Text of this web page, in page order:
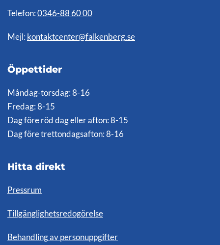
Telefon: 0346-88 60 00
Mejl: kontaktcenter@falkenberg.se
Öppettider
Måndag-torsdag: 8-16
Fredag: 8-15
Dag före röd dag eller afton: 8-15
Dag före trettondagsafton: 8-16
Hitta direkt
Pressrum
Tillgänglighetsredogörelse
Behandling av personuppgifter